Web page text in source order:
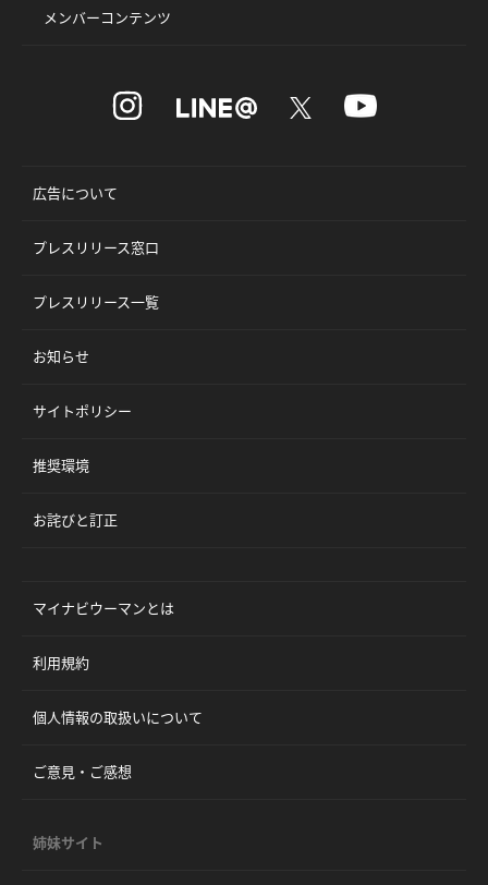
メンバーコンテンツ
広告について
プレスリリース窓口
プレスリリース一覧
お知らせ
サイトポリシー
推奨環境
お詫びと訂正
マイナビウーマンとは
利用規約
個人情報の取扱いについて
ご意見・ご感想
姉妹サイト